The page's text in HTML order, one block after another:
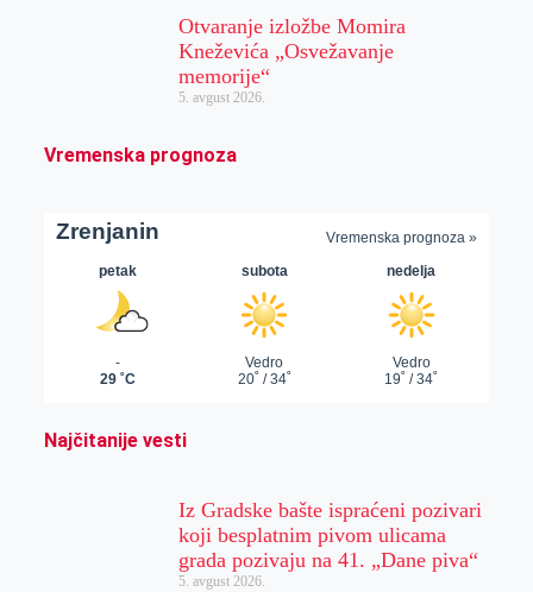
Otvaranje izložbe Momira
Kneževića „Osvežavanje
memorije“
5. avgust 2026.
Vremenska prognoza
Najčitanije vesti
Iz Gradske bašte ispraćeni pozivari
koji besplatnim pivom ulicama
grada pozivaju na 41. „Dane piva“
5. avgust 2026.